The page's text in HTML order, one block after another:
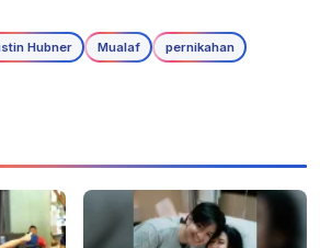
Hubner Mualaf
pernikahan